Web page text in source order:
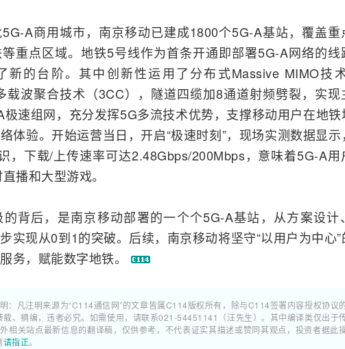
A商用城市，南京移动已建成1800个5G-A基站，覆盖重
重点区域。地铁5号线作为首条开通即部署5G-A网络的线
新的台阶。其中创新性运用了分布式Massive MIMO技
载波聚合技术（3CC），隧道四缆加8通道射频劈裂，实现
速组网，充分发挥5G多流技术优势，支撑移动用户在地
体验。开始运营当日，开启“极速时刻”，现场实测数据显示
，下载/上传速率可达2.48Gbps/200Mbps，意味着5G-A用
播和大型游戏。
背后，是南京移动部署的一个个5G-A基站，从方案设计
实现从0到1的突破。后续，南京移动将坚守“以用户为中心”
务，赋能数字地铁。
：凡注明来源为“C114通信网”的文章皆属C114版权所有，除与C114签署内容授权协议的
载、摘编，违者必究。如需使用，请联系021-54451141（汪先生）。其中编译类仅出于
相关站点最新信息的翻译稿，仅供参考，不代表证实其描述或赞同其观点，投资者据此
请指正。